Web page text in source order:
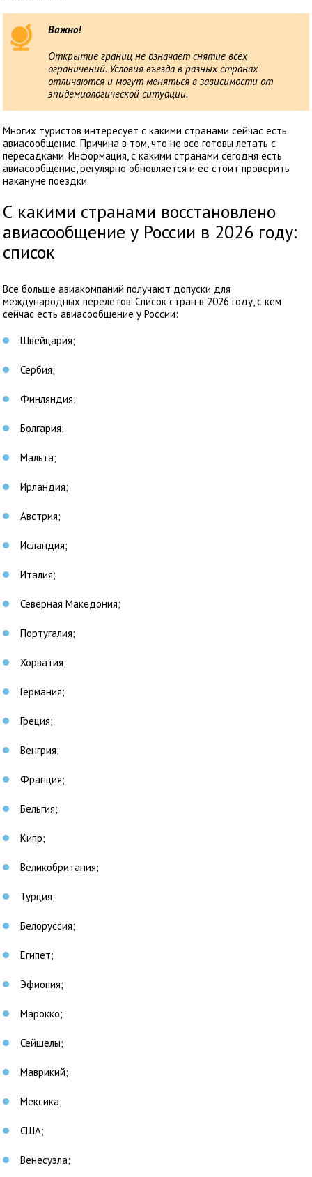
Важно!
Открытие границ не означает снятие всех
ограничений. Условия въезда в разных странах
отличаются и могут меняться в зависимости от
эпидемиологической ситуации.
Многих туристов интересует с какими странами сейчас есть
авиасообщение. Причина в том, что не все готовы летать с
пересадками. Информация, с какими странами сегодня есть
авиасообщение, регулярно обновляется и ее стоит проверить
накануне поездки.
С какими странами восстановлено
авиасообщение у России в 2026 году:
список
Все больше авиакомпаний получают допуски для
международных перелетов. Список стран в 2026 году, с кем
сейчас есть авиасообщение у России:
Швейцария;
Сербия;
Финляндия;
Болгария;
Мальта;
Ирландия;
Австрия;
Исландия;
Италия;
Северная Македония;
Португалия;
Хорватия;
Германия;
Греция;
Венгрия;
Франция;
Бельгия;
Кипр;
Великобритания;
Турция;
Белоруссия;
Египет;
Эфиопия;
Марокко;
Сейшелы;
Маврикий;
Мексика;
США;
Венесуэла;